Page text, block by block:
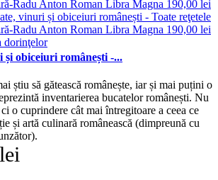
dorinţelor
și obiceiuri românești -...
știu să gătească românește, iar și mai puțini o
inventarierea bucatelor românești. Nu
o cuprindere cât mai întregitoare a ceea ce
și artă culinară românească (dimpreună cu